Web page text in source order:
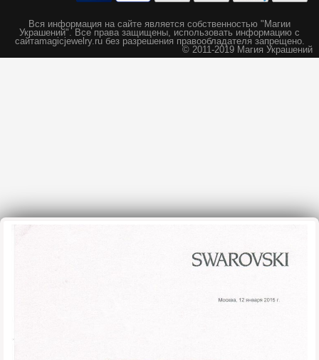
Вся информация на сайте является собственностью "Магии
Украшений". Все права защищены, использовать информацию с
сайтаmagicjewelry.ru без разрешения правообладателя запрещено.
© 2011-2019 Магия Украшений